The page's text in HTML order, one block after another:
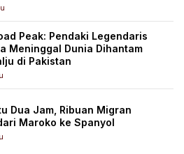
Peak: Pendaki Legendaris
Meninggal Dunia Dihantam
di Pakistan
Dua Jam, Ribuan Migran
Maroko ke Spanyol